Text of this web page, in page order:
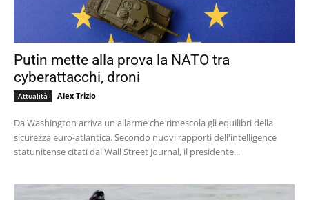
Putin mette alla prova la NATO tra
cyberattacchi, droni
Attualità Alex Trizio
Da Washington arriva un allarme che rimescola gli equilibri della
sicurezza euro-atlantica. Secondo nuovi rapporti dell'intelligence
statunitense citati dal Wall Street Journal, il presidente...